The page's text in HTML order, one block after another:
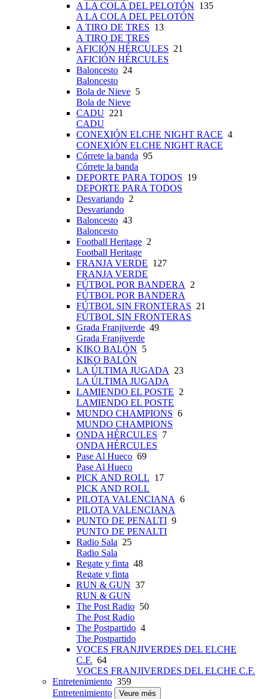
A LA COLA DEL PELOTÓN 135
A LA COLA DEL PELOTÓN
A TIRO DE TRES 13
A TIRO DE TRES
AFICIÓN HÉRCULES 21
AFICIÓN HÉRCULES
Baloncesto 24
Baloncesto
Bola de Nieve 5
Bola de Nieve
CADU 221
CADU
CONEXIÓN ELCHE NIGHT RACE 4
CONEXIÓN ELCHE NIGHT RACE
Córrete la banda 95
Córrete la banda
DEPORTE PARA TODOS 19
DEPORTE PARA TODOS
Desvariando 2
Desvariando
Baloncesto 43
Baloncesto
Football Heritage 2
Football Heritage
FRANJA VERDE 127
FRANJA VERDE
FÚTBOL POR BANDERA
2
FÚTBOL POR BANDERA
FÚTBOL SIN FRONTERAS 21
FÚTBOL SIN FRONTERAS
Grada Franjiverde 49
Grada Franjiverde
KIKO BALÓN 5
KIKO BALÓN
LA ÚLTIMA JUGADA
23
LA ÚLTIMA JUGADA
LAMIENDO EL POSTE 2
LAMIENDO EL POSTE
MUNDO CHAMPIONS 6
MUNDO CHAMPIONS
ONDA HÉRCULES 7
ONDA HÉRCULES
Pase Al Hueco 69
Pase Al Hueco
PICK AND ROLL 17
PICK AND ROLL
PILOTA VALENCIANA 6
PILOTA VALENCIANA
PUNTO DE PENALTI 9
PUNTO DE PENALTI
Radio Sala 25
Radio Sala
Regate y finta 48
Regate y finta
RUN & GUN 37
RUN & GUN
The Post Radio 50
The Post Radio
The Postpartido 4
The Postpartido
VOCES FRANJIVERDES DEL ELCHE
C.F. 64
VOCES FRANJIVERDES DEL ELCHE C.F.
Entretenimiento 359
Entretenimiento
Veure més